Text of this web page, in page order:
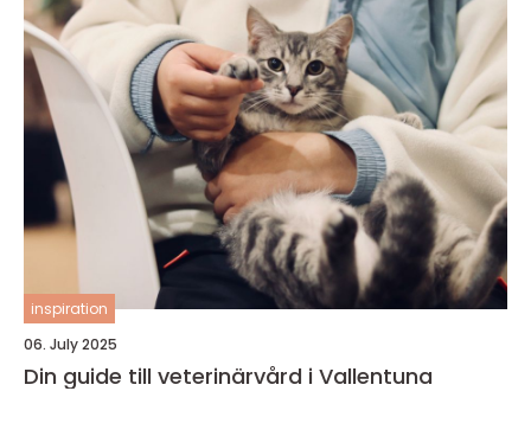
inspiration
06. July 2025
Din guide till veterinärvård i Vallentuna